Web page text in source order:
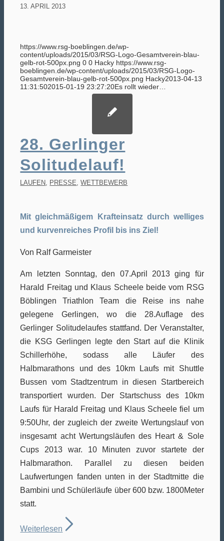
13. APRIL 2013
https://www.rsg-boeblingen.de/wp-
content/uploads/2015/03/RSG-Logo-Gesamtverein-blau-
gelb-rot-500px.png 0 0 Hacky https://www.rsg-
boeblingen.de/wp-content/uploads/2015/03/RSG-Logo-
Gesamtverein-blau-gelb-rot-500px.png Hacky2013-04-13
11:31:502015-01-19 23:27:20Es rollt wieder…
28. Gerlinger
Solitudelauf!
LAUFEN, PRESSE,WETTBEWERB
Mit gleichmäßigem Krafteinsatz durch welliges
und kurvenreiches Profil bis ins Ziel!
Von Ralf Garmeister
Am letzten Sonntag, den 07.April 2013 ging für
Harald Freitag und Klaus Scheele beide vom RSG
Böblingen Triathlon Team die Reise ins nahe
gelegene Gerlingen, wo die 28.Auflage des
Gerlinger Solitudelaufes stattfand. Der Veranstalter,
die KSG Gerlingen legte den Start auf die Klinik
Schillerhöhe, sodass alle Läufer des
Halbmarathons und des 10km Laufs mit Shuttle
Bussen vom Stadtzentrum in diesen Startbereich
transportiert wurden. Der Startschuss des 10km
Laufs für Harald Freitag und Klaus Scheele fiel um
9:50Uhr, der zugleich der zweite Wertungslauf von
insgesamt acht Wertungsläufen des Heart & Sole
Cups 2013 war. 10 Minuten zuvor startete der
Halbmarathon. Parallel zu diesen beiden
Laufwertungen fanden unten in der Stadtmitte die
Bambini und Schülerläufe über 600 bzw. 1800Meter
statt.
Weiterlesen